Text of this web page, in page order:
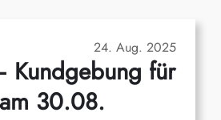
24. Aug. 2025
Kundgebung für
30.08.